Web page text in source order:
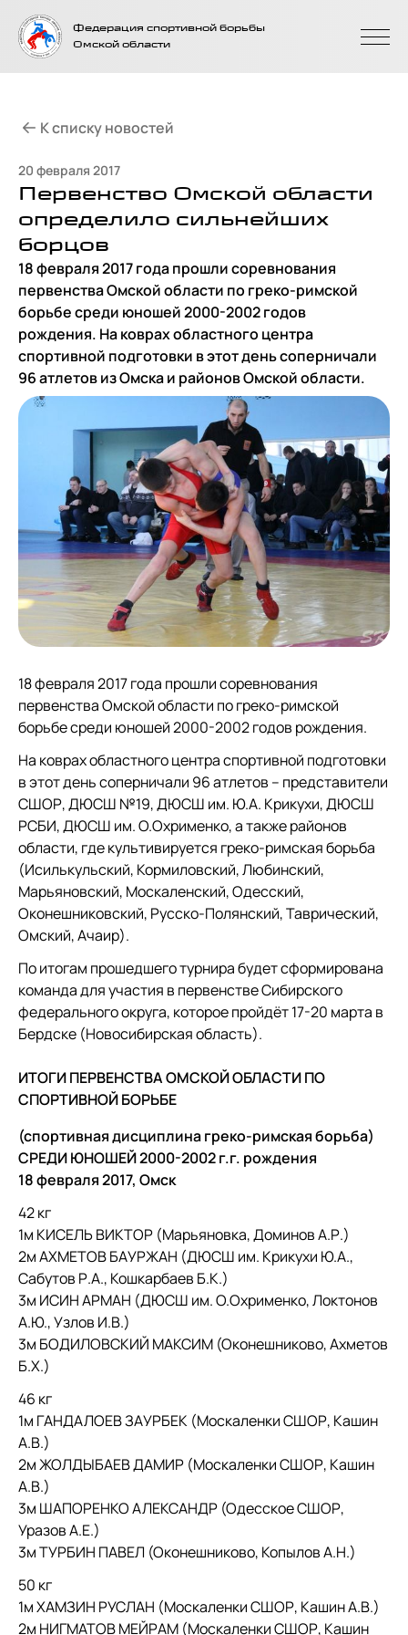
На главную
страницу
Федерация спортивной борьбы
Омской области
20 февраля 2017
Первенство Омской области
определило сильнейших
борцов
18 февраля 2017 года прошли соревнования
первенства Омской области по греко-римской
борьбе среди юношей 2000-2002 годов
рождения. На коврах областного центра
спортивной подготовки в этот день соперничали
96 атлетов из Омска и районов Омской области.
18 февраля 2017 года прошли соревнования
первенства Омской области по греко-римской
борьбе среди юношей 2000-2002 годов рождения.
На коврах областного центра спортивной подготовки
в этот день соперничали 96 атлетов – представители
СШОР, ДЮСШ №19, ДЮСШ им. Ю.А. Крикухи, ДЮСШ
РСБИ, ДЮСШ им. О.Охрименко, а также районов
области, где культивируется греко-римская борьба
(Исилькульский, Кормиловский, Любинский,
Марьяновский, Москаленский, Одесский,
Оконешниковский, Русско-Полянский, Таврический,
Омский, Ачаир).
По итогам прошедшего турнира будет сформирована
команда для участия в первенстве Сибирского
федерального округа, которое пройдёт 17-20 марта в
Бердске (Новосибирская область).
ИТОГИ ПЕРВЕНСТВА ОМСКОЙ ОБЛАСТИ ПО
СПОРТИВНОЙ БОРЬБЕ
(спортивная дисциплина греко-римская борьба)
СРЕДИ ЮНОШЕЙ 2000-2002 г.г. рождения
18 февраля 2017, Омск
42 кг
1м КИСЕЛЬ ВИКТОР (Марьяновка, Доминов А.Р.)
2м АХМЕТОВ БАУРЖАН (ДЮСШ им. Крикухи Ю.А.,
Сабутов Р.А., Кошкарбаев Б.К.)
3м ИСИН АРМАН (ДЮСШ им. О.Охрименко, Локтонов
А.Ю., Узлов И.В.)
3м БОДИЛОВСКИЙ МАКСИМ (Оконешниково, Ахметов
Б.Х.)
46 кг
1м ГАНДАЛОЕВ ЗАУРБЕК (Москаленки СШОР, Кашин
А.В.)
2м ЖОЛДЫБАЕВ ДАМИР (Москаленки СШОР, Кашин
А.В.)
3м ШАПОРЕНКО АЛЕКСАНДР (Одесское СШОР,
Уразов А.Е.)
3м ТУРБИН ПАВЕЛ (Оконешниково, Копылов А.Н.)
50 кг
1м ХАМЗИН РУСЛАН (Москаленки СШОР, Кашин А.В.)
2м НИГМАТОВ МЕЙРАМ (Москаленки СШОР, Кашин
К списку новостей